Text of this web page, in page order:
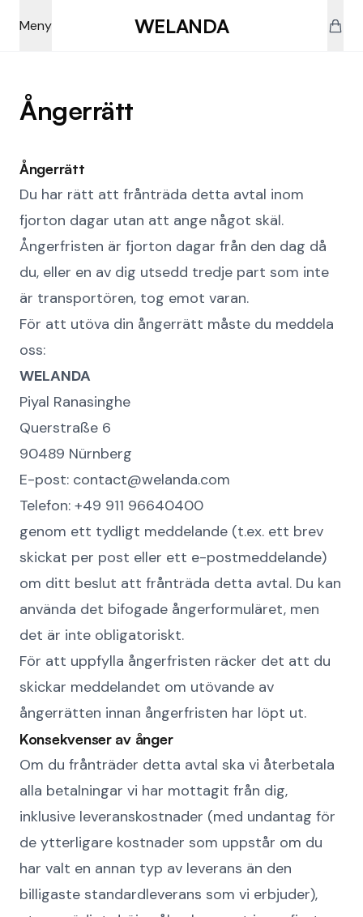
Meny
WELANDA
Ångerrätt
Ångerrätt
Du har rätt att frånträda detta avtal inom
fjorton dagar utan att ange något skäl.
Ångerfristen är fjorton dagar från den dag då
du, eller en av dig utsedd tredje part som inte
är transportören, tog emot varan.
För att utöva din ångerrätt måste du meddela
oss:
WELANDA
Piyal Ranasinghe
Querstraße 6
90489 Nürnberg
E-post: contact@welanda.com
Telefon: +49 911 96640400
genom ett tydligt meddelande (t.ex. ett brev
skickat per post eller ett e-postmeddelande)
om ditt beslut att frånträda detta avtal. Du kan
använda det bifogade ångerformuläret, men
det är inte obligatoriskt.
För att uppfylla ångerfristen räcker det att du
skickar meddelandet om utövande av
ångerrätten innan ångerfristen har löpt ut.
Konsekvenser av ånger
Om du frånträder detta avtal ska vi återbetala
alla betalningar vi har mottagit från dig,
inklusive leveranskostnader (med undantag för
de ytterligare kostnader som uppstår om du
har valt en annan typ av leverans än den
billigaste standardleverans som vi erbjuder),